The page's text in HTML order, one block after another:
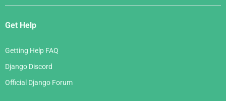
Get Help
Getting Help FAQ
Django Discord
Official Django Forum